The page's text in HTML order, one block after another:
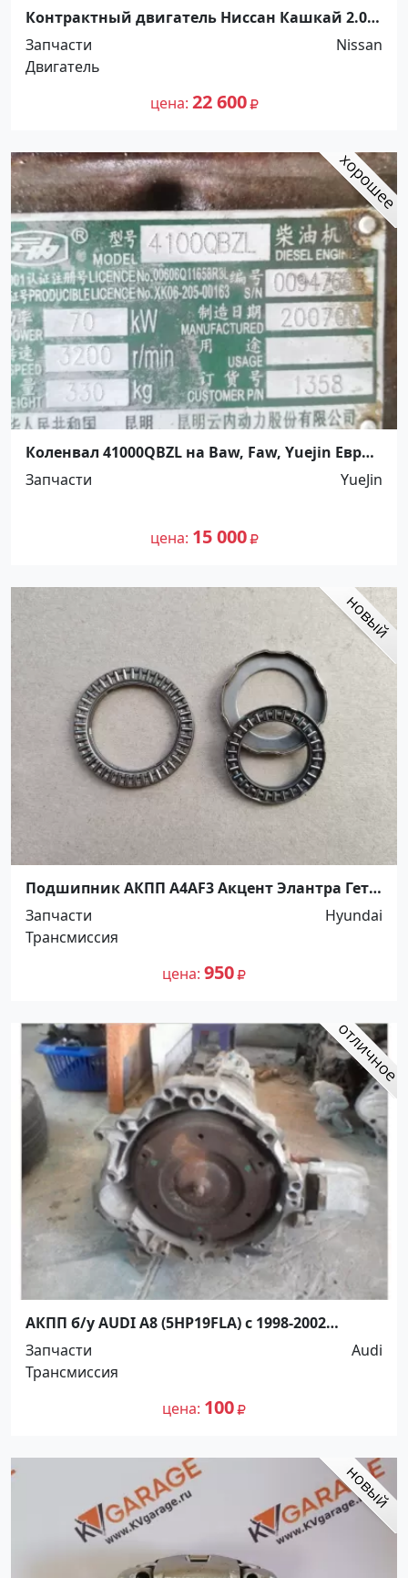
Контрактный двигатель Ниссан Кашкай 2.0
Краснодар
Запчасти
Nissan
Двигатель
цена 22 600
Коленвал 41000QBZL на Baw, Faw, Yuejin Евро 2
Краснодар
Запчасти YueJin
цена 15 000
Подшипник АКПП A4AF3 Акцент Элантра Гетс
Краснодар
Запчасти
Hyundai
Трансмиссия
цена 950
АКПП б/у AUDI A8 (5HP19FLA) с 1998-2002
Динская
Запчасти
Audi
Трансмиссия
цена 100